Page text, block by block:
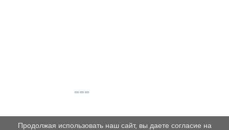
Продолжая использовать наш сайт, вы даете согласие на